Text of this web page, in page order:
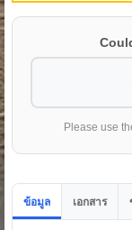
Please use
ข้อมูล เอกสาร